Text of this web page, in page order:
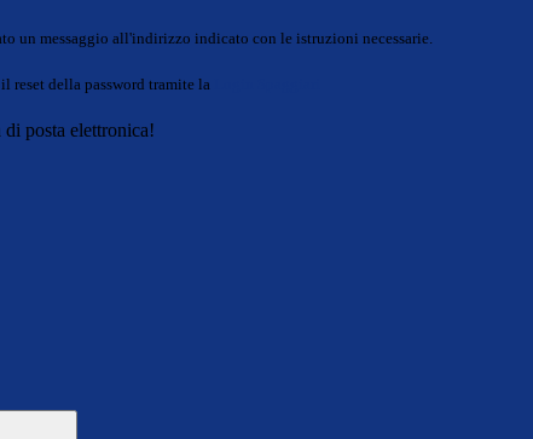
un messaggio all'indirizzo indicato con le istruzioni necessarie.
reset della password tramite la
posta elettronica!